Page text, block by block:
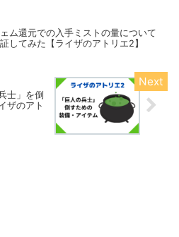
ム還元での入手ミストの量について
してみた【ライザのアトリエ2】
士」を倒
ザのアト